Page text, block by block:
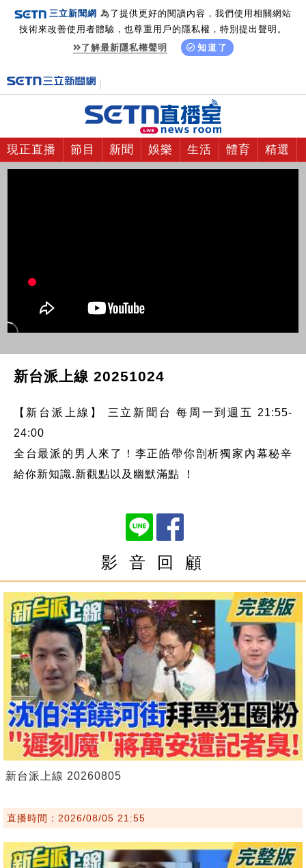
三立新聞網 為了提供更好的閱讀內容，我們使用相關網站
技術來改善使用者體驗，也尊重用戶的隱私權，特別提出聲明。
了解最新隱私權聲明
知道了
現正直播 節目 新聞 娛樂 生活 體育 精選
新台派上線 20251024
【新台派上線】 三立新聞台 每周一到週五 21:55-
24:00
全台最派的男人來了！李正皓帶你剖析獨家內幕秘辛
給你新知識.新觀點以及幽默滿點 ！
影 音 回 顧
新台派上線 20260805
直播時間：2026/08/05 21:55